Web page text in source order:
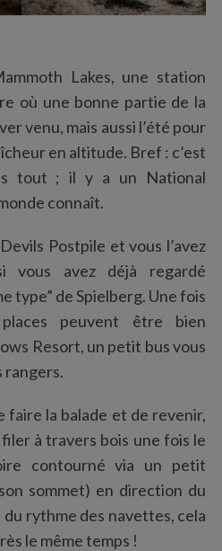
Lakes, une station
où une bonne partie de la
venu, mais aussi l’été pour
en altitude. Bref : c’est
tout ; il y a un National
connaît.
Postpile et vous l’avez
vous avez déjà regardé
type” de Spielberg. Une fois
peuvent être bien
Resort, un petit bus vous
rangers.
faire la balade et de revenir,
à travers bois une fois le
contourné via un petit
sommet) en direction du
du rythme des navettes, cela
le même temps !